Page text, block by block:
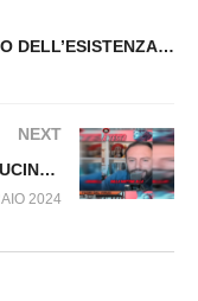
QUALE E’ IL VERO SENSO DELL’ESISTENZA? Fuori dal Virus n.937.SP
NEXT
LA SMANIA DEGLI CHEF ITALIANI DI CUCINARE INSETTI IN NOME DELLA PROPAGANDA Fuori dal Virus n.943.SP
2024